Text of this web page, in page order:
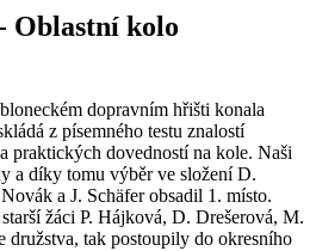
Oblastní kolo
dopravním hřišti konala
z písemného testu znalostí
praktických dovedností na kole. Naši
a díky tomu výběr ve složení D.
a J. Schäfer obsadil 1. místo.
žáci P. Hájková, D. Drešerová, M.
družstva, tak postoupily do okresního